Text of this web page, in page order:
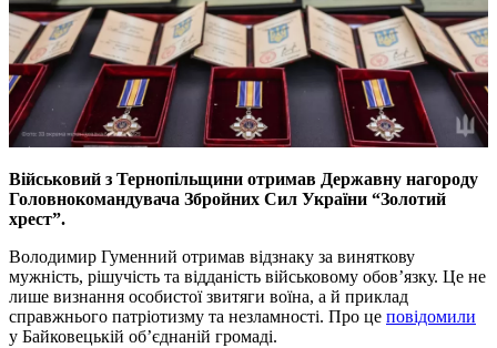
Військовий з Тернопільщини отримав Державну нагороду
Головнокомандувача Збройних Сил України “Золотий
хрест”.
Володимир Гуменний отримав відзнаку за виняткову
мужність, рішучість та відданість військовому обов’язку. Це не
лише визнання особистої звитяги воїна, а й приклад
справжнього патріотизму та незламності. Про це повідомили
у Байковецькій об’єднаній громаді.